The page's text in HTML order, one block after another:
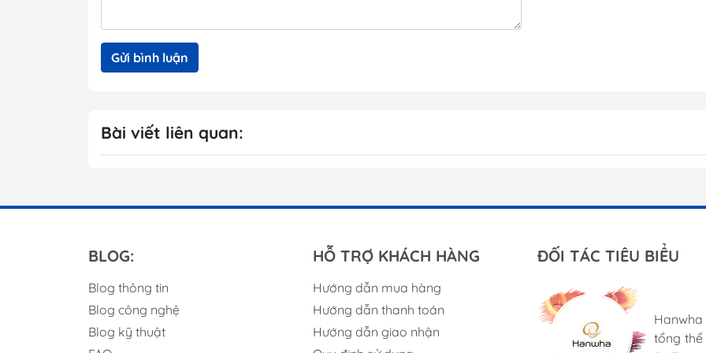
Gửi bình luận
Bài viết liên quan:
BLOG:
Blog thông tin
Blog công nghệ
Blog kỹ thuật
HỖ TRỢ KHÁCH HÀNG
Hướng dẫn mua hàng
Hướng dẫn thanh toán
Hướng dẫn giao nhận
ĐỐI TÁC TIÊU BIỂU
bảng
nhỏ,
tổng
Cung
tạo đặc
suất
máy